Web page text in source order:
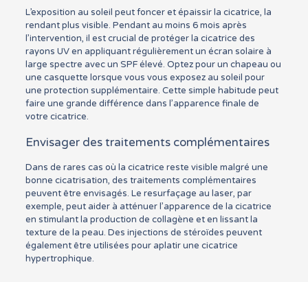
L’exposition au soleil peut foncer et épaissir la cicatrice, la
rendant plus visible. Pendant au moins 6 mois après
l’intervention, il est crucial de protéger la cicatrice des
rayons UV en appliquant régulièrement un écran solaire à
large spectre avec un SPF élevé. Optez pour un chapeau ou
une casquette lorsque vous vous exposez au soleil pour
une protection supplémentaire. Cette simple habitude peut
faire une grande différence dans l’apparence finale de
votre cicatrice.
Envisager des traitements complémentaires
Dans de rares cas où la cicatrice reste visible malgré une
bonne cicatrisation, des traitements complémentaires
peuvent être envisagés. Le resurfaçage au laser, par
exemple, peut aider à atténuer l’apparence de la cicatrice
en stimulant la production de collagène et en lissant la
texture de la peau. Des injections de stéroïdes peuvent
également être utilisées pour aplatir une cicatrice
hypertrophique.